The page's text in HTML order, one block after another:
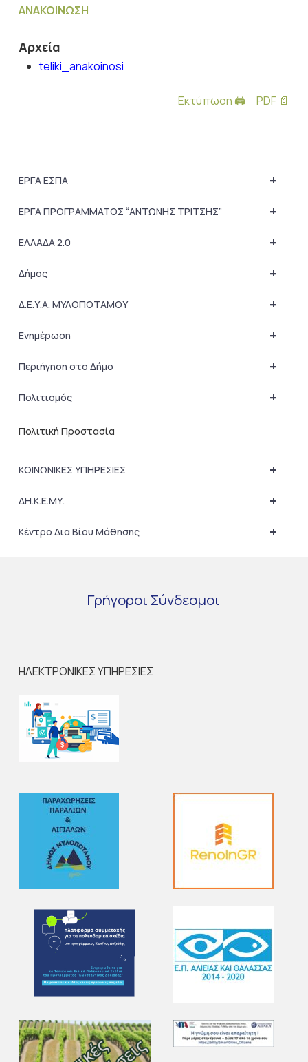
ΑΝΑΚΟΙΝΩΣΗ
Αρχεία
teliki_anakoinosi
Εκτύπωση 🖨 PDF 📄
+
ΕΡΓΑ ΕΣΠΑ
+
ΕΡΓΑ ΠΡΟΓΡΑΜΜΑΤΟΣ “ΑΝΤΩΝΗΣ ΤΡΙΤΣΗΣ”
+
ΕΛΛΑΔΑ 2.0
+
Δήμος
+
Δ.Ε.Υ.Α. ΜΥΛΟΠΟΤΑΜΟΥ
+
Ενημέρωση
+
Περιήγηση στο Δήμο
+
Πολιτισμός
Πολιτική Προστασία
+
ΚΟΙΝΩΝΙΚΕΣ ΥΠΗΡΕΣΙΕΣ
+
ΔΗ.Κ.Ε.ΜΥ.
+
Κέντρο Δια Βίου Μάθησης
Γρήγοροι Σύνδεσμοι
ΗΛΕΚΤΡΟΝΙΚΕΣ ΥΠΗΡΕΣΙΕΣ